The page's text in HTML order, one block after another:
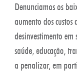
Denunciamos os
aumento dos custos
desinvestimento
saúde, educação,
a penalizar, em